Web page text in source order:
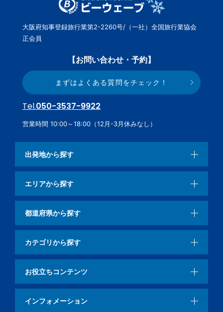
大阪府知事登録旅行業第2-2260号/（一社）全国旅行業協会
正会員
【お問い合わせ・予約】
まずはよくある質問をチェック！
Tel.050-3537-9922
営業時間 10:00～18:00（12月-3月休みなし）
出発地から探す
エリアから探す
都道府県から探す
カテゴリから探す
お役立ちコンテンツ
インフォメーション